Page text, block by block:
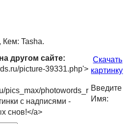
Кем: Tasha.
другом сайте:
picture-39331.php'>
pics_max/photowords_r
с надписями -
снов!</a>
Скачать
картинку
Введите
Имя: